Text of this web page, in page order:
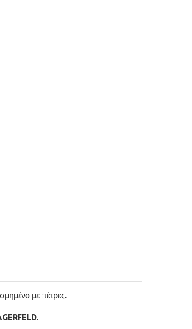
με πέτρες.